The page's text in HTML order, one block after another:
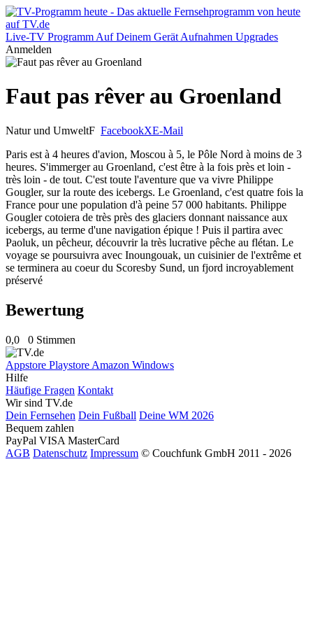
Live-TV Programm Auf Deinem Gerät Aufnahmen Upgrades
Anmelden
Faut pas rêver au Groenland
Natur und UmweltF FacebookXE-Mail
Paris est à 4 heures d'avion, Moscou à 5, le Pôle Nord à moins de 3
heures. S'immerger au Groenland, c'est être à la fois près et loin -
très loin - de tout. C'est toute l'aventure que va vivre Philippe
Gougler, sur la route des icebergs. Le Groenland, c'est quatre fois la
France pour une population d'à peine 57 000 habitants. Philippe
Gougler cotoiera de très près des glaciers donnant naissance aux
icebergs, au terme d'une navigation épique ! Puis il partira avec
Paoluk, un pêcheur, découvrir la très lucrative pêche au flétan. Le
voyage se poursuivra avec Inoungouak, un cuisinier de l'extrême et
se terminera au coeur du Scoresby Sund, un fjord incroyablement
préservé
Bewertung
0,0 0 Stimmen
Appstore Playstore Amazon Windows
Hilfe
Häufige Fragen Kontakt
Wir sind TV.de
Dein Fernsehen Dein Fußball Deine WM 2026
Bequem zahlen
PayPal VISA MasterCard
AGB Datenschutz Impressum © Couchfunk GmbH 2011 - 2026